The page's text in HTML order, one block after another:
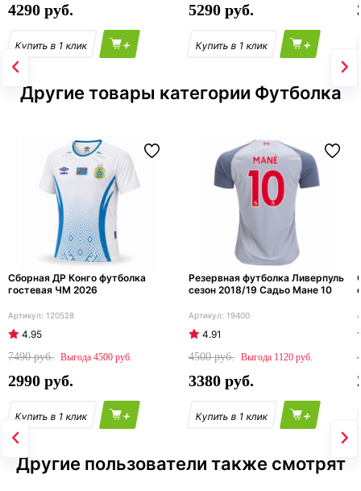
4290
+
5290
+
Другие товары категории Футболка
Сборная ДР Конго футболка
гостевая ЧМ 2026
120528
4.95
7490
4500
2990
+
Резервная футболка Ливерпуль
сезон 2018/19 Садьо Мане 10
19400
4.91
4500
1120
3380
+
Другие пользователи также смотрят